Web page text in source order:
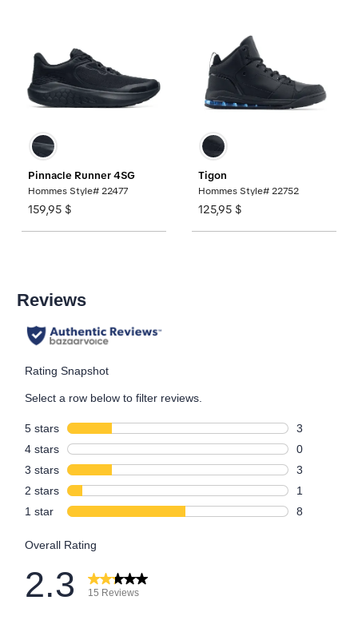
Pinnacle Runner 4SG
Hommes Style# 22477
159,95 $
Tigon
Hommes Style# 22752
125,95 $